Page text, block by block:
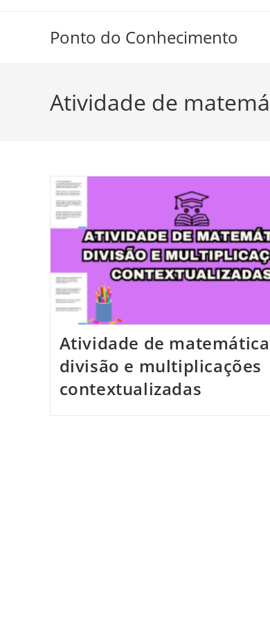
Ponto do Conhecimento
Atividade de
Atividade de matemática
divisão e multiplicações
contextualizadas